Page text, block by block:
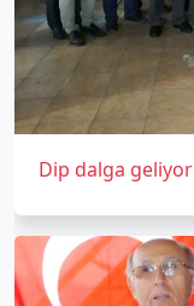
Dip dalga geliyor